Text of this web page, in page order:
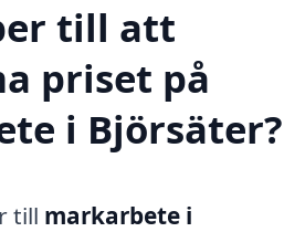
till att
priset på
i Björsäter?
till markarbete i